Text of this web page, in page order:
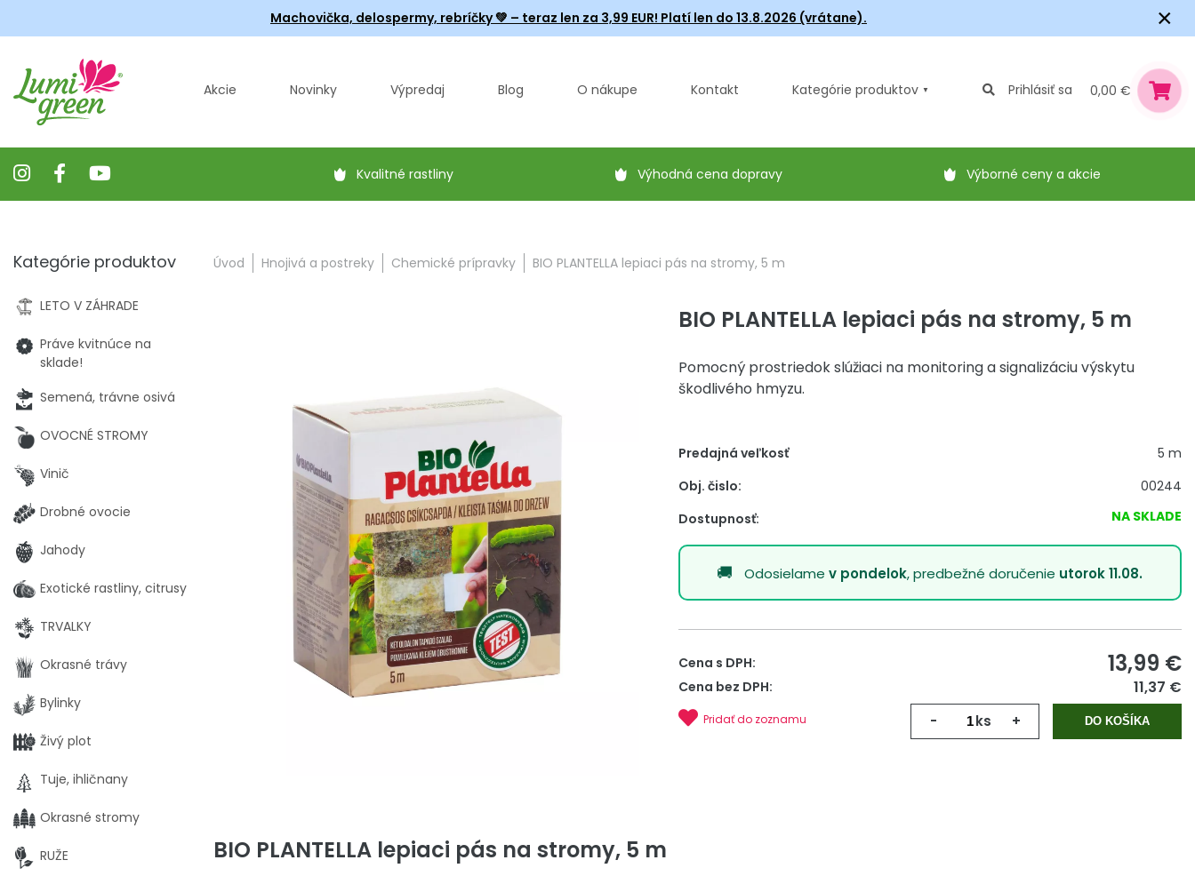
Machovička, delospermy, rebríčky💚 – teraz len za 3,99 EUR! Platí len do 13.8.2026 (vrátane). ×
Akcie Novinky Výpredaj Blog O nákupe Kontakt Kategórie produktov Prihlásiť sa 0,00 €
Kvalitné rastliny Výhodná cena dopravy Výborné ceny a akcie
Úvod Hnojivá a postreky Chemické prípravky BIO PLANTELLA lepiaci pás na stromy, 5 m
BIO PLANTELLA lepiaci pás na stromy, 5 m
Pomocný prostriedok slúžiaci na monitoring a signalizáciu výskytu
škodlivého hmyzu.
Predajná veľkosť
5 m
Obj. čislo:
00244
Dostupnosť:
NA SKLADE
Odosielamev pondelok, predbežné doručenie utorok 11.08.
Cena s DPH: 13,99 €
Cena bez DPH: 11,37 €
- ks + DO KOŠÍKA
Pridať do zoznamu
BIO PLANTELLA lepiaci pás na stromy, 5 m
Kategórie produktov
LETO V ZÁHRADE
Práve kvitnúce na
sklade!
Semená, trávne osivá
OVOCNÉ STROMY
Vinič
Drobné ovocie
Jahody
Exotické rastliny, citrusy
TRVALKY
Okrasné trávy
Bylinky
Živý plot
Tuje, ihličnany
Okrasné stromy
RUŽE